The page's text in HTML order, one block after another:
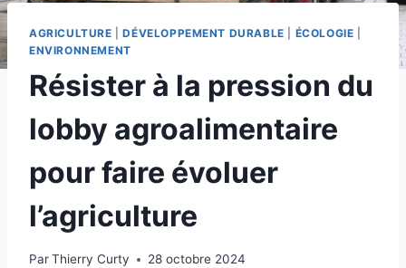
AGRICULTURE |DÉVELOPPEMENT DURABLE ÉCOLOGIE
ENVIRONNEMENT
Résister à la pression du
lobby agroalimentaire
pour faire évoluer
l’agriculture
ParThierry Curty 28 octobre 2024